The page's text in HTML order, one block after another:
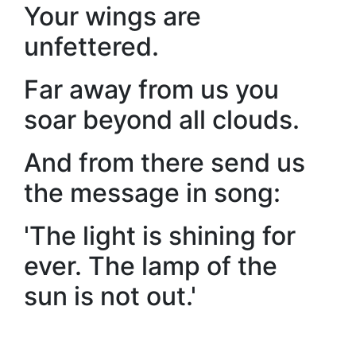
Your wings are
unfettered.
Far away from us you
soar beyond all clouds.
And from there send us
the message in song:
'The light is shining for
ever. The lamp of the
sun is not out.'